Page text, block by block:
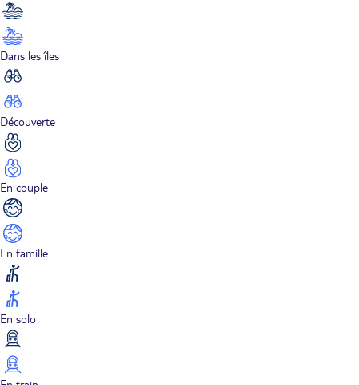
Dans les îles
Découverte
En couple
En famille
En solo